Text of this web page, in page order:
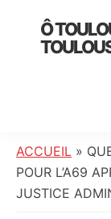
primary
Ô
:
info
locale,
ACCUEIL »
POUR L’A69
JUSTICE